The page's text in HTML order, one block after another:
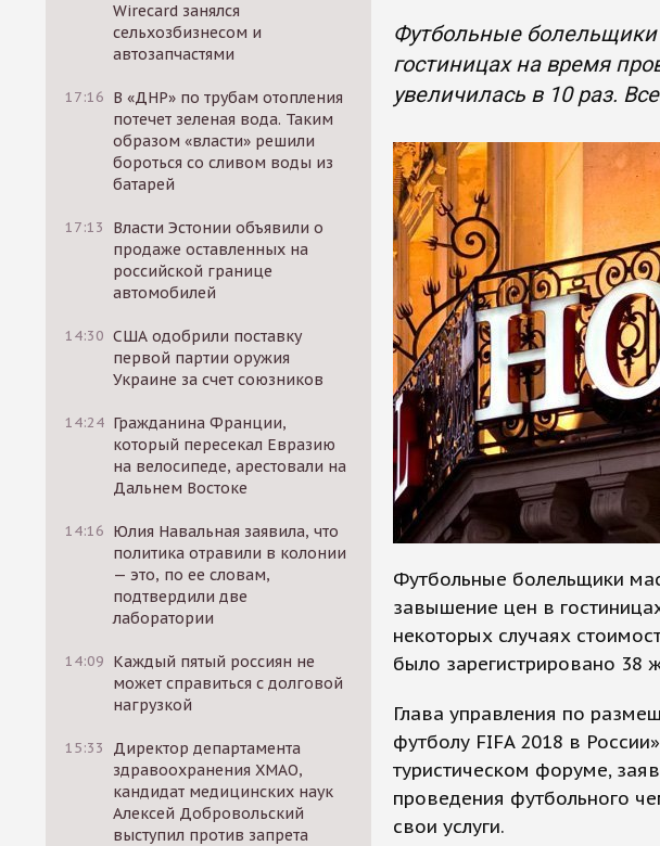
Wirecard занялся
сельхозбизнесом и
автозапчастями
17:16 В «ДНР» по трубам отопления
потечет зеленая вода. Таким
образом «власти» решили
бороться со сливом воды из
батарей
17:13
Власти Эстонии объявили о
продаже оставленных на
российской границе
автомобилей
14:30 США одобрили поставку
первой партии оружия
Украине за счет союзников
14:24 Гражданина Франции,
который пересекал Евразию
на велосипеде, арестовали на
Дальнем Востоке
14:16 Юлия Навальная заявила, что
политика отравили в колонии
— это, по ее словам,
подтвердили две
лаборатории
14:09 Каждый пятый россиян не
может справиться с долговой
нагрузкой
15:33
Директор департамента
здравоохранения ХМАО,
кандидат медицинских наук
Алексей Добровольский
выступил против запрета
Футбольные
гостиницах на время
увеличилась в 10 раз.
Футбольные болельщики
завышение цен в
некоторых случаях
было зарегистрировано 38
Глава управления по
футболу FIFA 2018 в
туристическом форуме,
проведения футбольного
свои услуги.